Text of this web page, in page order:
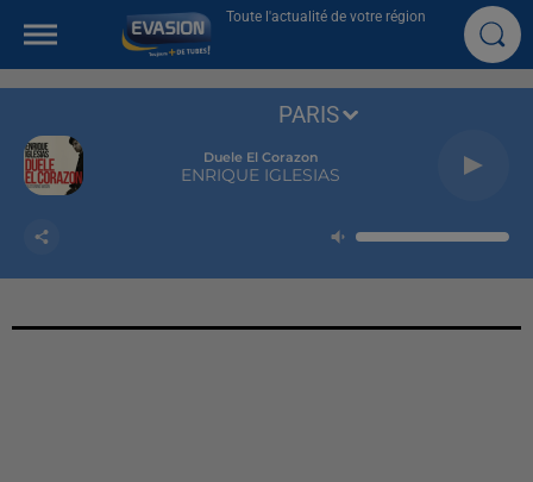
Toute l'actualité de votre région
Duele El Corazon
ENRIQUE IGLESIAS
PARIS